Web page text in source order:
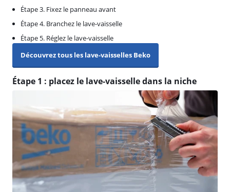
Étape 3. Fixez le panneau avant
Étape 4. Branchez le lave-vaisselle
Étape 5. Réglez le lave-vaisselle
Découvrez tous les lave-vaisselles Beko
Étape 1 : placez le lave-vaisselle dans la niche